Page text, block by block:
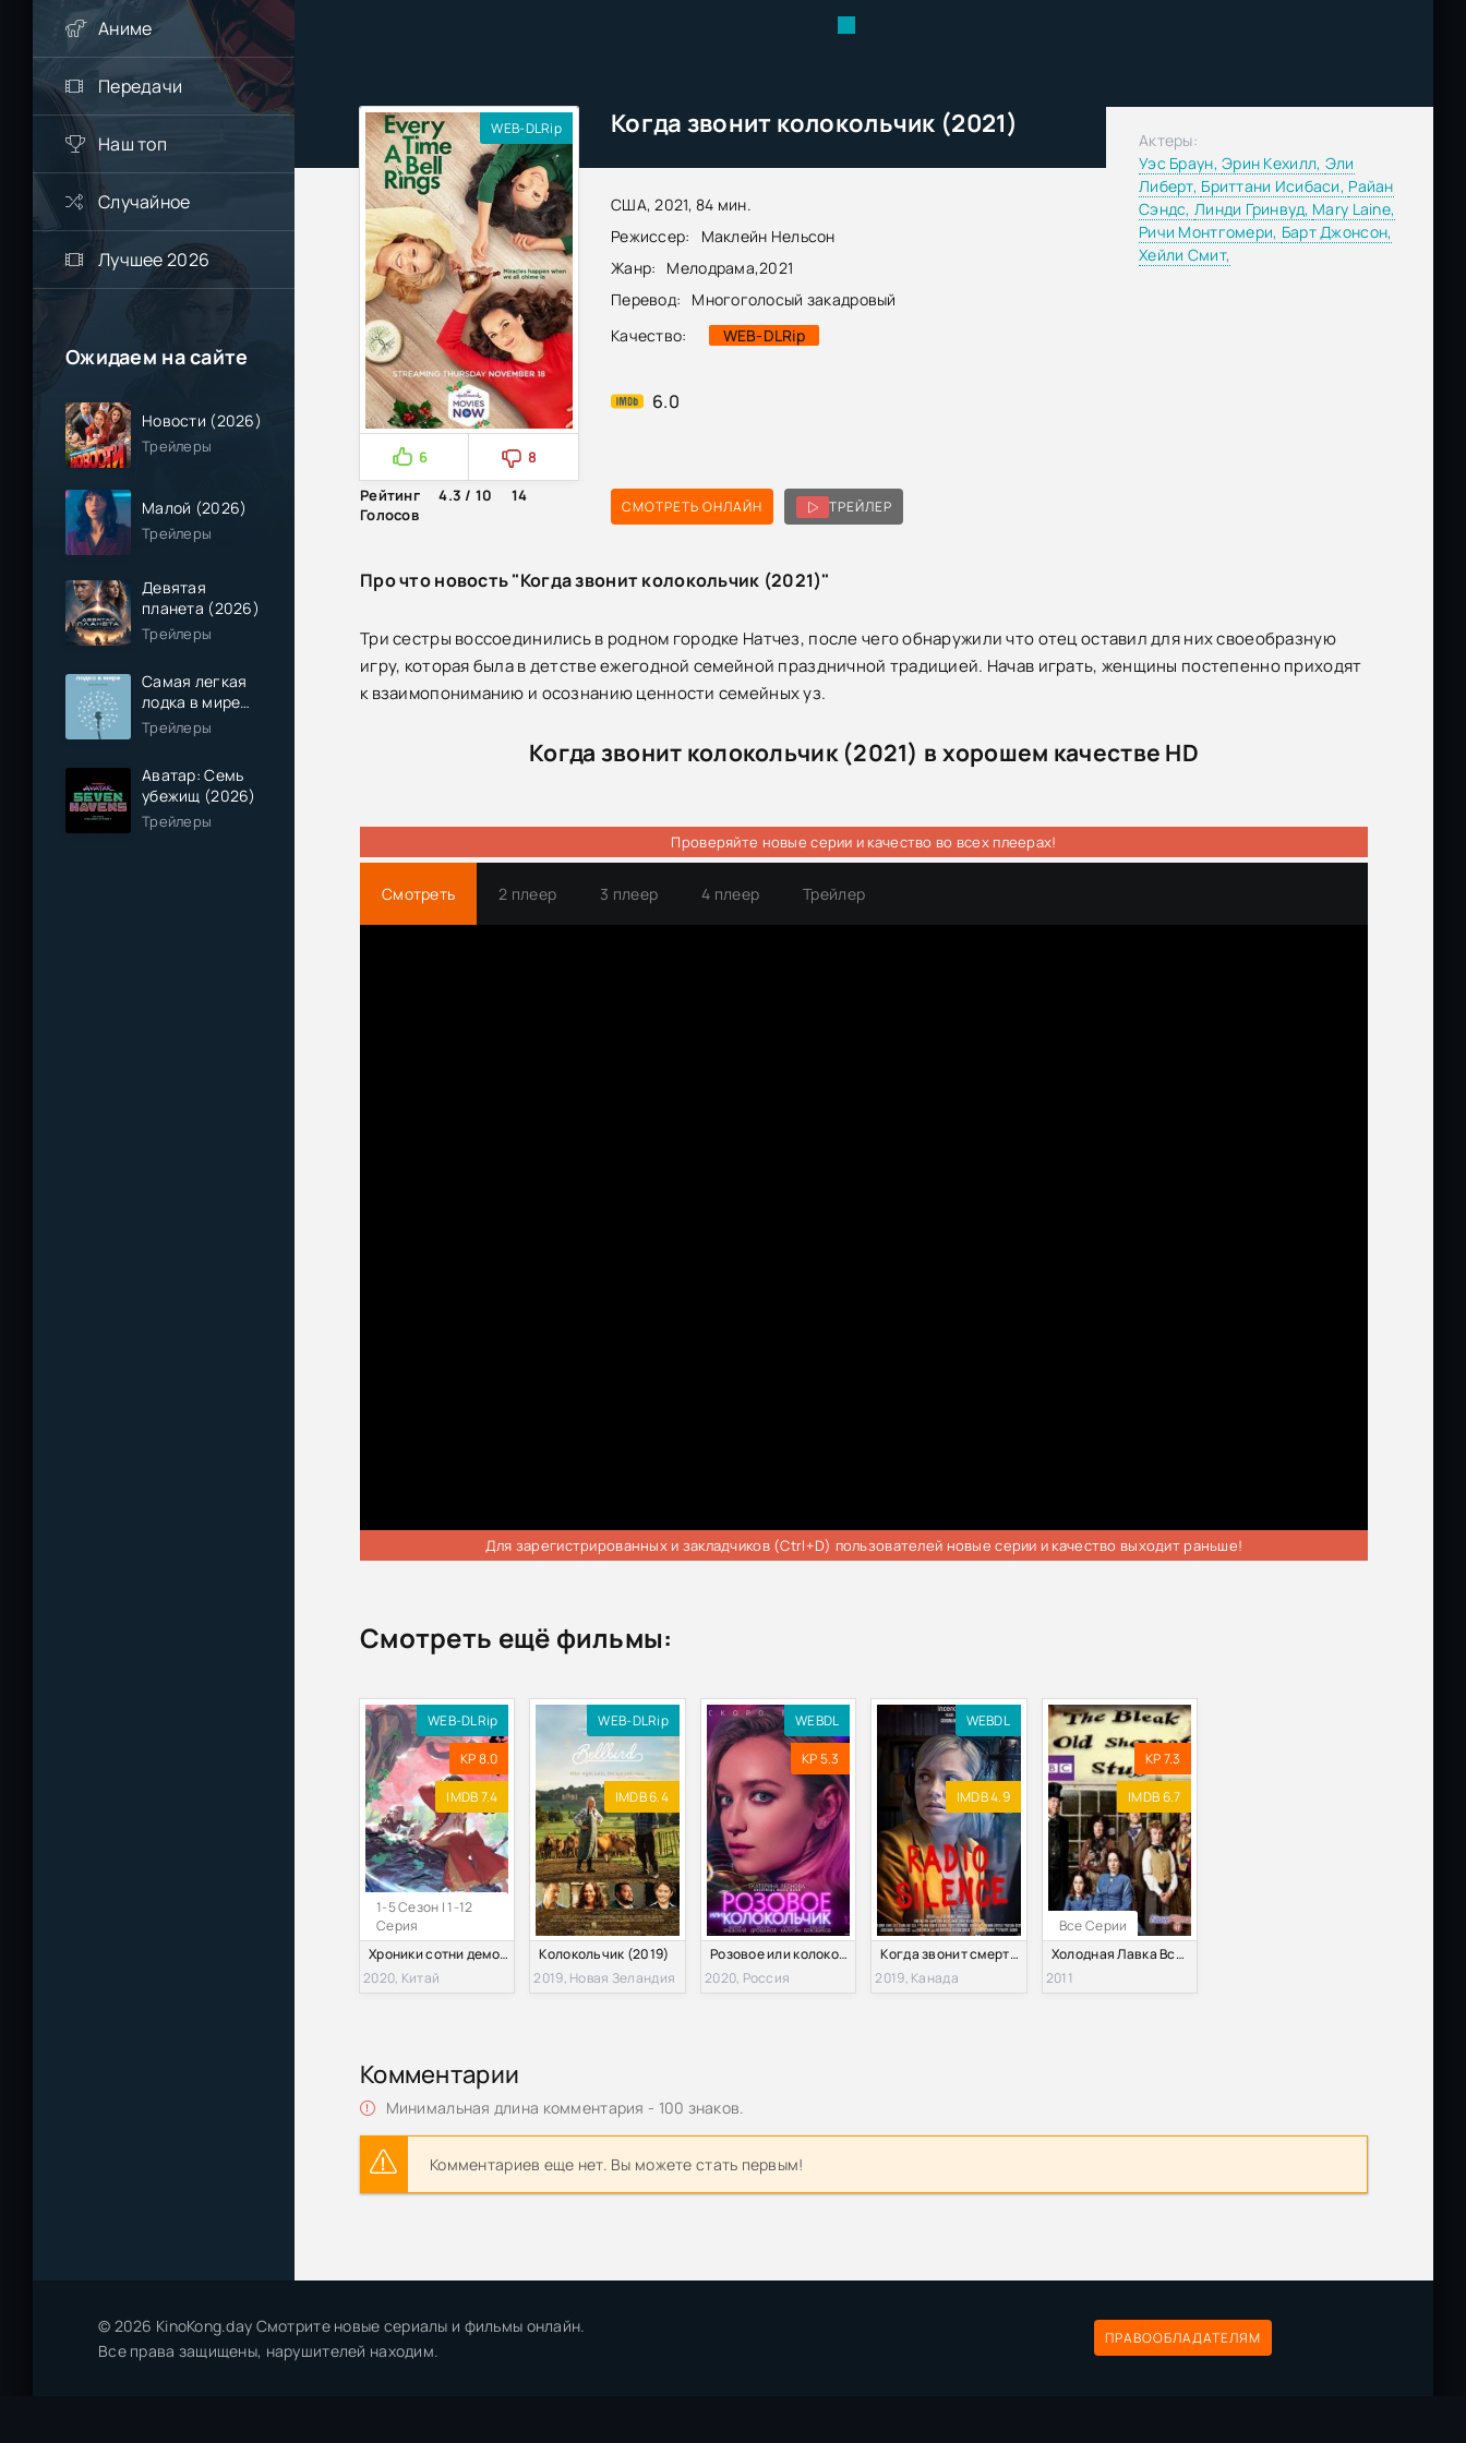
Аниме
Передачи
Наш топ
Случайное
Лучшее 2026
Ожидаем на сайте
Новости (2026)
Трейлеры
Малой (2026)
Трейлеры
Девятая
планета (2026)
Трейлеры
Самая легкая
лодка в мире
(2026)
Трейлеры
Аватар: Семь
убежищ (2026)
Трейлеры
Когда звонит колокольчик (2021)
США, 2021, 84 мин.
Режиссер:
Маклейн Нельсон
Жанр:
Мелодрама,2021
Перевод:
Многоголосый закадровый
Качество:
WEB-DLRip
6.0
WEB-DLRip
6
8
Рейтинг
4.3 / 10
14
Голосов
СМОТРЕТЬ ОНЛАЙН ТРЕЙЛЕР
Актеры:
Уэс Браун,Эрин Кехилл, Эли
Либерт, Бриттани Исибаси, Райан
Сэндс, Линди Гринвуд, Mary Laine,
Ричи Монтгомери, Барт Джонсон,
Хейли Смит,
Про что новость "Когда звонит колокольчик (2021)"
Три сестры воссоединились в родном городке Натчез, после чего обнаружили что отец оставил для них своеобразную
игру, которая была в детстве ежегодной семейной праздничной традицией. Начав играть, женщины постепенно приходят
к взаимопониманию и осознанию ценности семейных уз.
Когда звонит колокольчик (2021) в хорошем качестве HD
Проверяйте новые серии и качество во всех плеерах!
Смотреть 2 плеер 3 плеер 4 плеер Трейлер
Для зарегистрированных и закладчиков (Ctrl+D) пользователей новые серии и качество выходит раньше!
Смотреть ещё фильмы:
1-5 Сезон | 1-12
Серия
WEB-DLRip
KP 8.0
IMDB 7.4
Хроники сотни демонов / Руководство сотен демонов (1-5 Сезон)
2020, Китай
WEB-DLRip
IMDB 6.4
Колокольчик (2019)
2019, Новая Зеландия
WEBDL
KP 5.3
Розовое или колокольчик (2020)
2020, Россия
WEBDL
IMDB 4.9
Когда звонит смерть (2019)
2019, Канада
Все Серии
KP 7.3
IMDB 6.7
Холодная Лавка Всякой Всячины (2011-2012)
2011
Комментарии
Минимальная длина комментария - 100 знаков.
Комментариев еще нет. Вы можете стать первым!
© 2026 KinoKong.day Смотрите новые сериалы и фильмы онлайн.
Все права защищены, нарушителей находим.
ПРАВООБЛАДАТЕЛЯМ